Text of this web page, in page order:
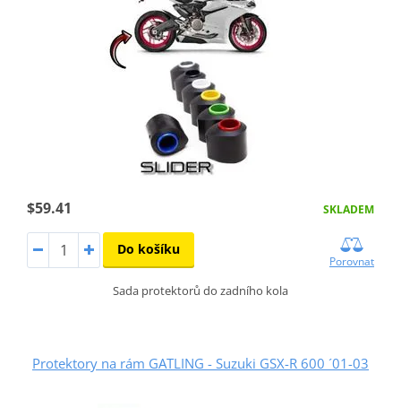
$59.41 SKLADEM
Do košíku
Porovnat
Sada protektorů do zadního kola
Protektory na rám GATLING - Suzuki GSX-R 600 ´01-03